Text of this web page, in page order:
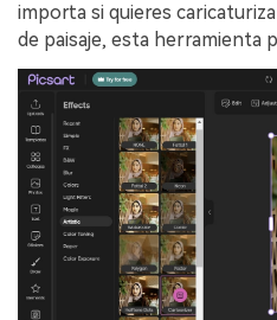
importa si quieres
de paisaje, esta herramienta